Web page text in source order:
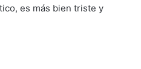
es más bien triste y